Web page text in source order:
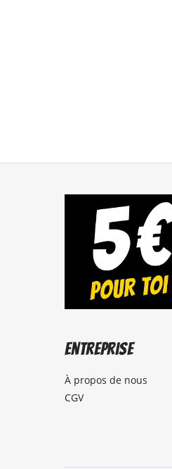
Entreprise
À propos de nous
CGV